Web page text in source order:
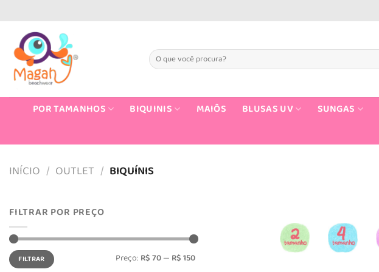
content
Pesquisar
por:
POR TAMANHOS BIQUINIS MAIÔS BLUSAS UV SUNGAS
INÍCIO / OUTLET / BIQUÍNIS
FILTRAR POR PREÇO
Preço
mínimo
Preço
máximo
FILTRAR Preço: R$ 70— R$ 150